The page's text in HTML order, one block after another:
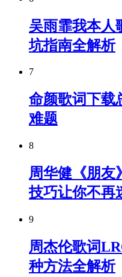
吴雨霏我本人
坑指南全解析
7
命颜歌词下载
难题
8
周华健《朋友
技巧让你不再
9
周杰伦歌词
种方法全解析